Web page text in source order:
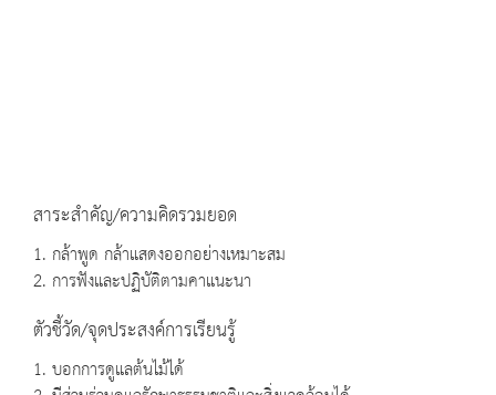
สาระสำคัญ/ความคิดรวมยอด
1. กล้าพูด กล้าแสดงออกอย่างเหมาะสม
2. การฟังและปฏิบัติตามคาแนะนา
ตัวชี้วัด/จุดประสงค์การเรียนรู้
1. บอกการดูแลต้นไม้ได้